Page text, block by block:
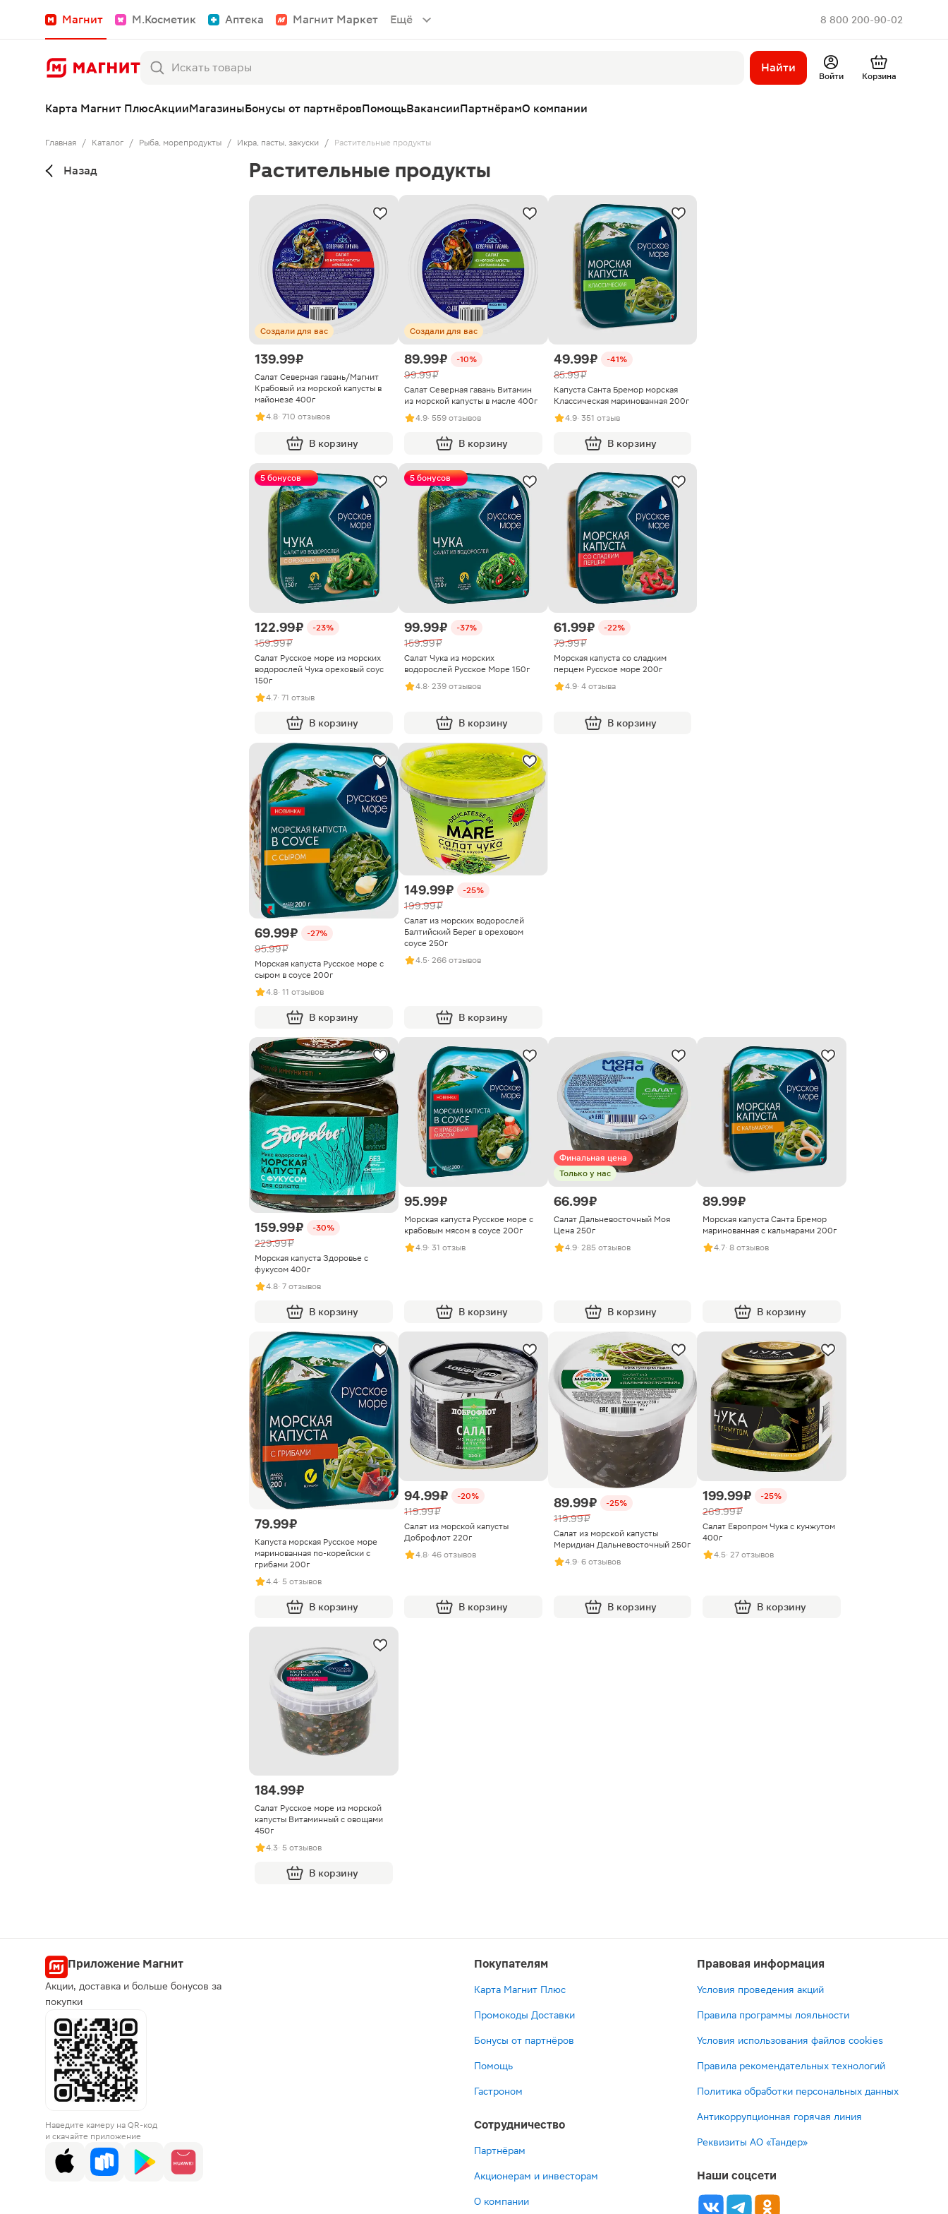
Магнит М.Косметик Аптека Магнит Маркет Ещё 8 800 200-90-02
Найти
Войти Корзина
Карта Магнит ПлюсАкцииМагазиныБонусы от партнёровПомощьВакансииПартнёрамО компании
Главная / Каталог / Рыба, морепродукты / Икра, пасты, закуски / Растительные продукты
Назад Растительные продукты
Создали для вас
139.99 ₽
Салат Северная гавань/Магнит
Крабовый из морской капусты в
майонезе 400г
4.8· 710 отзывов
В корзину
Создали для вас
89.99 ₽ -10%
99.99 ₽
Салат Северная гавань Витамин
из морской капусты в масле 400г
4.9· 559 отзывов
В корзину
49.99 ₽ -41%
85.99 ₽
Капуста Санта Бремор морская
Классическая маринованная 200г
4.9· 351 отзыв
В корзину
5 бонусов
122.99 ₽ -23%
159.99 ₽
Салат Русское море из морских
водорослей Чука ореховый соус
150г
4.7· 71 отзыв
В корзину
5 бонусов
99.99 ₽ -37%
159.99 ₽
Салат Чука из морских
водорослей Русское Море 150г
4.8· 239 отзывов
В корзину
61.99 ₽ -22%
79.99 ₽
Морская капуста со сладким
перцем Русское море 200г
4.9· 4 отзыва
В корзину
69.99 ₽ -27%
95.99 ₽
Морская капуста Русское море с
сыром в соусе 200г
4.8· 11 отзывов
В корзину
149.99 ₽ -25%
199.99 ₽
Салат из морских водорослей
Балтийский Берег в ореховом
соусе 250г
4.5· 266 отзывов
В корзину
159.99 ₽ -30%
229.99 ₽
Морская капуста Здоровье с
фукусом 400г
4.8· 7 отзывов
В корзину
95.99 ₽
Морская капуста Русское море с
крабовым мясом в соусе 200г
4.9· 31 отзыв
В корзину
Финальная цена
Только у нас
66.99 ₽
Салат Дальневосточный Моя
Цена 250г
4.9· 285 отзывов
В корзину
89.99 ₽
Морская капуста Санта Бремор
маринованная с кальмарами 200г
4.7· 8 отзывов
В корзину
79.99 ₽
Капуста морская Русское море
маринованная по-корейски с
грибами 200г
4.4· 5 отзывов
В корзину
94.99 ₽ -20%
119.99 ₽
Салат из морской капусты
Доброфлот 220г
4.8· 46 отзывов
В корзину
89.99 ₽ -25%
119.99 ₽
Салат из морской капусты
Меридиан Дальневосточный 250г
4.9· 6 отзывов
В корзину
199.99 ₽ -25%
269.99 ₽
Салат Европром Чука с кунжутом
400г
4.5· 27 отзывов
В корзину
184.99 ₽
Салат Русское море из морской
капусты Витаминный с овощами
450г
4.3· 5 отзывов
В корзину
Приложение Магнит
Акции, доставка и больше бонусов за
покупки
Наведите камеру на QR-код
и скачайте приложение
Покупателям
Карта Магнит Плюс
Промокоды Доставки
Бонусы от партнёров
Помощь
Гастроном
Сотрудничество
Партнёрам
Акционерам и инвесторам
О компании
Правовая информация
Условия проведения акций
Правила программы лояльности
Условия использования файлов cookies
Правила рекомендательных технологий
Политика обработки персональных данных
Антикоррупционная горячая линия
Реквизиты АО «Тандер»
Наши соцсети